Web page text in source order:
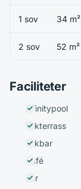
1 sov 34 m²
2 sov 52 m²
Faciliteter
Infinitypool
Takterrass
Takbar
Café
Bar